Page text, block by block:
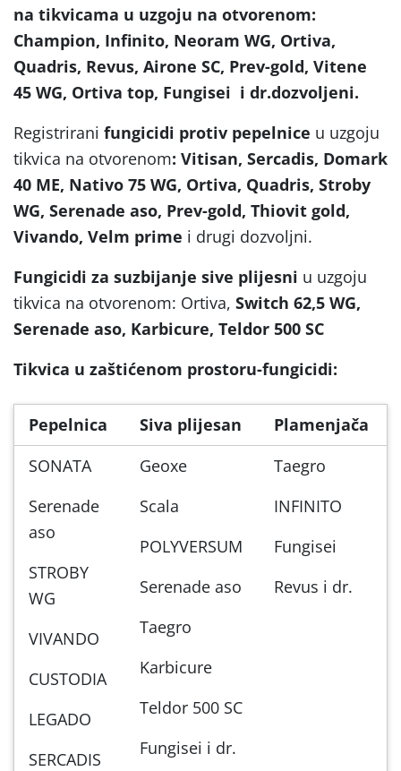
na tikvicama u uzgoju na otvorenom:
Champion, Infinito, Neoram WG, Ortiva,
Quadris, Revus, Airone SC, Prev-gold, Vitene
45 WG, Ortiva top, Fungisei i dr.dozvoljeni.
Registrirani fungicidi protiv pepelnice u uzgoju
tikvica na otvorenom: Vitisan, Sercadis, Domark
40 ME, Nativo 75 WG, Ortiva, Quadris, Stroby
WG, Serenade aso, Prev-gold, Thiovit gold,
Vivando, Velm prime i drugi dozvoljni.
Fungicidi za suzbijanje sive plijesni u uzgoju
tikvica na otvorenom: Ortiva, Switch 62,5 WG,
Serenade aso, Karbicure, Teldor 500 SC
Tikvica u zaštićenom prostoru-fungicidi:
Pepelnica Siva plijesan
Plamenjača
SONATA
Serenade
aso
STROBY
WG
VIVANDO
CUSTODIA
LEGADO
SERCADIS
Geoxe
Scala
POLYVERSUM
Serenade aso
Taegro
Karbicure
Teldor 500 SC
Fungisei i dr.
Taegro
INFINITO
Fungisei
Revus i dr.